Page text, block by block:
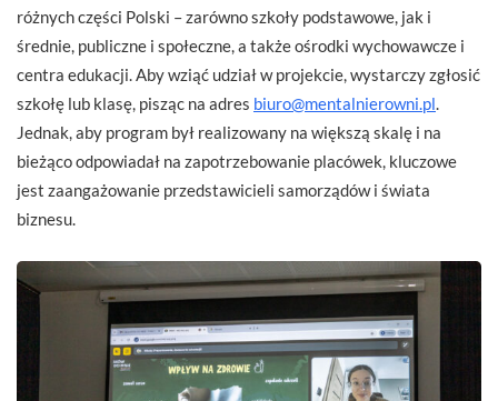
różnych części Polski – zarówno szkoły podstawowe, jak i
średnie, publiczne i społeczne, a także ośrodki wychowawcze i
centra edukacji. Aby wziąć udział w projekcie, wystarczy zgłosić
szkołę lub klasę, pisząc na adres biuro@mentalnierowni.pl.
Jednak, aby program był realizowany na większą skalę i na
bieżąco odpowiadał na zapotrzebowanie placówek, kluczowe
jest zaangażowanie przedstawicieli samorządów i świata
biznesu.